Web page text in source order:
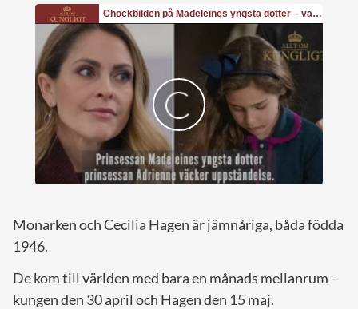
Monarken och Cecilia Hagen är jämnåriga, båda födda
1946.
De kom till världen med bara en månads mellanrum –
kungen den 30 april och Hagen den 15 maj.